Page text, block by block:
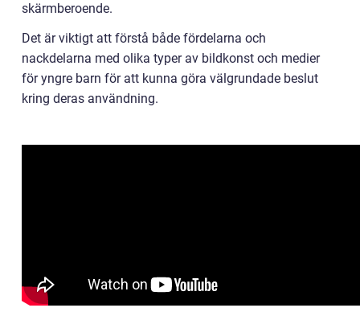
skärmberoende.
Det är viktigt att förstå både fördelarna och
nackdelarna med olika typer av bildkonst och medier
för yngre barn för att kunna göra välgrundade beslut
kring deras användning.